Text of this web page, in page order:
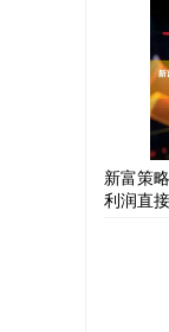
新富策
利润直